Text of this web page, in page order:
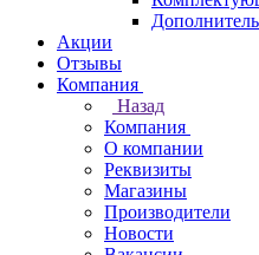
Акции
Отзывы
Компания
Назад
Компания
О компании
Реквизиты
Магазины
Производители
Новости